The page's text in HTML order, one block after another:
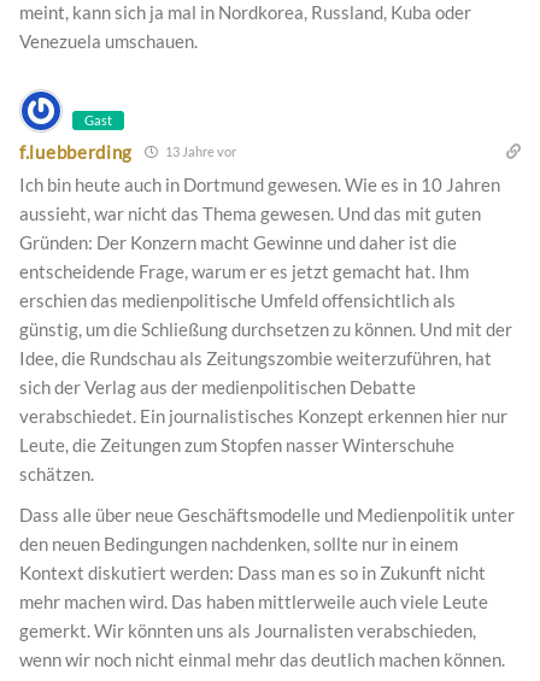
meint, kann sich ja mal in Nordkorea, Russland, Kuba oder
Venezuela umschauen.
Gast
f.luebberding 13 Jahre vor
Ich bin heute auch in Dortmund gewesen. Wie es in 10 Jahren
aussieht, war nicht das Thema gewesen. Und das mit guten
Gründen: Der Konzern macht Gewinne und daher ist die
entscheidende Frage, warum er es jetzt gemacht hat. Ihm
erschien das medienpolitische Umfeld offensichtlich als
günstig, um die Schließung durchsetzen zu können. Und mit der
Idee, die Rundschau als Zeitungszombie weiterzuführen, hat
sich der Verlag aus der medienpolitischen Debatte
verabschiedet. Ein journalistisches Konzept erkennen hier nur
Leute, die Zeitungen zum Stopfen nasser Winterschuhe
schätzen.
Dass alle über neue Geschäftsmodelle und Medienpolitik unter
den neuen Bedingungen nachdenken, sollte nur in einem
Kontext diskutiert werden: Dass man es so in Zukunft nicht
mehr machen wird. Das haben mittlerweile auch viele Leute
gemerkt. Wir könnten uns als Journalisten verabschieden,
wenn wir noch nicht einmal mehr das deutlich machen können.